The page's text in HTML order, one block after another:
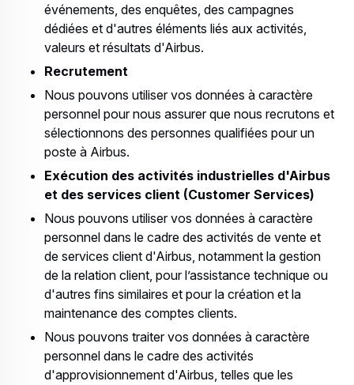
événements, des enquêtes, des campagnes
dédiées et d'autres éléments liés aux activités,
valeurs et résultats d'Airbus.
Recrutement
Nous pouvons utiliser vos données à caractère
personnel pour nous assurer que nous recrutons et
sélectionnons des personnes qualifiées pour un
poste à Airbus.
Exécution des activités industrielles d'Airbus
et des services client (Customer Services)
Nous pouvons utiliser vos données à caractère
personnel dans le cadre des activités de vente et
de services client d'Airbus, notamment la gestion
de la relation client, pour l’assistance technique ou
d'autres fins similaires et pour la création et la
maintenance des comptes clients.
Nous pouvons traiter vos données à caractère
personnel dans le cadre des activités
d'approvisionnement d'Airbus, telles que les